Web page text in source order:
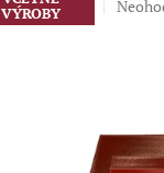
VÝROBY
5